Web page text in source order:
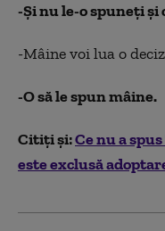
-Şi nu le-o spuneţi
-Mâine voi lua o
-O să le spun mâine.
Citiţi şi:Ce nu a
este exclusă